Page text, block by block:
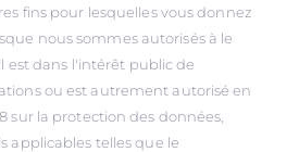
fins pour lesquelles vous donnez
nous sommes autorisés à le
est dans l'intérêt public de
ou est autrement autorisé en
sur la protection des données,
applicables telles que le